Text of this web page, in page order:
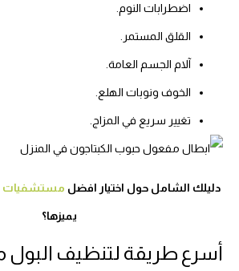
اضطرابات النوم.
القلق المستمر.
آلام الجسم العامة.
الخوف ونوبات الهلع.
تغيير سريع في المزاج.
دليلك الشامل حول اختيار افضل مستشفيات
يميزها؟
أسرع طريقة لتنظيف البول